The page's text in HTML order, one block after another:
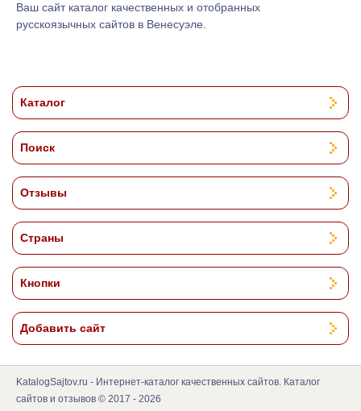
Ваш сайт каталог качественных и отобранных
русскоязычных сайтов в Венесуэле.
Каталог
Поиск
Отзывы
Страны
Кнопки
Добавить сайт
KatalogSajtov.ru - Интернет-каталог качественных сайтов. Каталог
сайтов и отзывов © 2017 - 2026